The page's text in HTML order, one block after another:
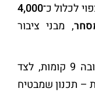
לכלול כ־4,000
, מבני ציבור
הבינוי יתבצע במתכונת מרקמית בגובה 9 קומות, לצד
גבוהה עד 20 קומות – תכנון שמבטיח